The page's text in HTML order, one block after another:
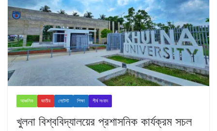
আঞ্চলিক জাতীয় লেটেস্ট শিক্ষা শীর্ষ সংবাদ
খুলনা বিশ্ববিদ্যালয়ের প্রশাসনিক কার্যক্রম সচল